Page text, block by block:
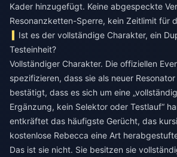
Kader hinzugefügt. Keine abgespeckte
Resonanzketten-Sperre, kein Zeitlimit für
Ist es der vollständige Charakter, ein
Testeinheit?
Vollständiger Charakter. Die offiziellen
spezifizieren, dass sie als neuer
bestätigt, dass es sich um eine
Ergänzung, kein Selektor oder Testlauf“
entkräftet das häufigste Gerücht, das
kostenlose Rebecca eine Art
Das ist sie nicht. Sie besitzen sie